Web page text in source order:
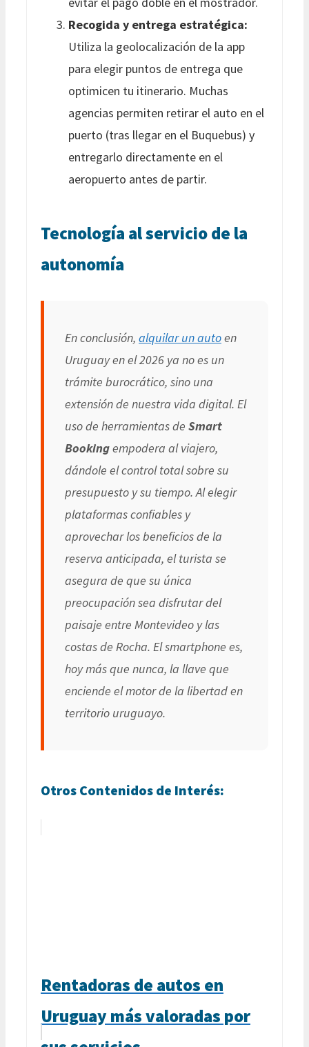
Recogida y entrega estratégica:
Utiliza la geolocalización de la app
para elegir puntos de entrega que
optimicen tu itinerario. Muchas
agencias permiten retirar el auto en el
puerto (tras llegar en el Buquebus) y
entregarlo directamente en el
aeropuerto antes de partir.
Tecnología al servicio de la
autonomía
En conclusión, alquilar un autoen
Uruguay en el 2026 ya no es un
trámite burocrático, sino una
extensión de nuestra vida digital. El
uso de herramientas de Smart
Bookingempodera al viajero,
dándole el control total sobre su
presupuesto y su tiempo. Al elegir
plataformas confiables y
aprovechar los beneficios de la
reserva anticipada, el turista se
asegura de que su única
preocupación sea disfrutar del
paisaje entre Montevideo y las
costas de Rocha. El smartphone es,
hoy más que nunca, la llave que
enciende el motor de la libertad en
territorio uruguayo.
Otros Contenidos de Interés:
Rentadoras de autos en
Uruguay más valoradas por